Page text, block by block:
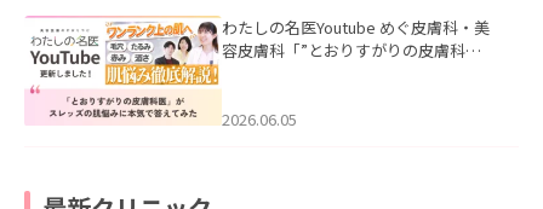
わたしの名医Youtube めぐ皮膚科・美
容皮膚科「”とおりすがりの皮膚科
2026.06.05